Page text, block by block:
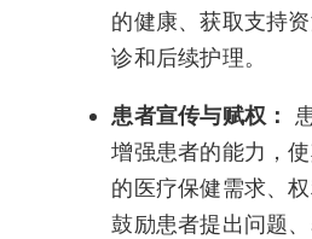
的健康、获取支持
诊和后续护理。
患者宣传与赋权：
增强患者的能力，
的医疗保健需求、
鼓励患者提出问题